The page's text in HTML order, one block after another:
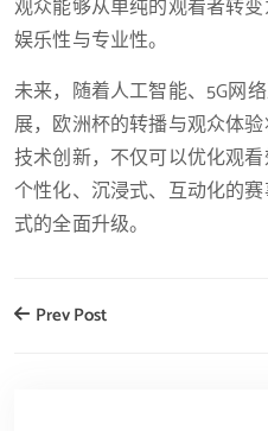
观众能够从单纯的观看者转
娱乐性与专业性。
未来，随着人工智能、5G网
展，欧洲杯的转播与观众体
技术创新，不仅可以优化观
个性化、沉浸式、互动化的
式的全面升级。
Prev Post